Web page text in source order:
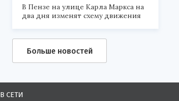
В Пензе на улице Карла Маркса на
два дня изменят схему движения
Больше новостей
В СЕТИ